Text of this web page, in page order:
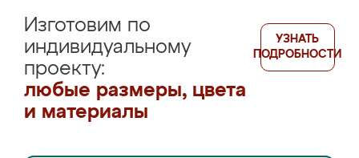
Изготовим по
индивидуальному
проекту:
любые размеры, цвета
и материалы
УЗНАТЬ
ПОДРОБНОСТИ